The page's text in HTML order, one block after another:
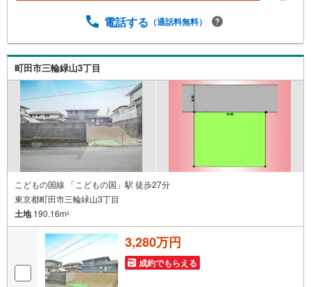
そうですが住まい選びはフィーリングも大切です。現地の
情報ですお客様のこだわりを聞かせてください！■ ご来店
時にはお車の無料提携駐車場ございます。詳しくは営業ス
タッフまでお問合せくださいませ！■周辺の教育施設やスー
パー、ドラックストア等の情報、災害情報等がわかる「物
件レポート」お渡します■他の物件と併せてご案内もOK-ご
自宅や指定場所から無料送迎もOK-当日見学もOKです！
電話する （通話料無料）
町田市三輪緑山3丁目
こどもの国線 「こどもの国」駅 徒歩27分
東京都町田市三輪緑山3丁目
土地190.16m2
3,280万円
成約でもらえる